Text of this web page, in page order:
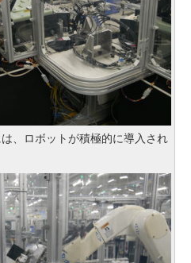
、ロボットが積極的に導入され